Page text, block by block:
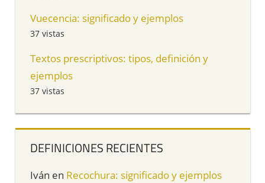
Vuecencia: significado y ejemplos
37 vistas
Textos prescriptivos: tipos, definición y
ejemplos
37 vistas
DEFINICIONES RECIENTES
Iván en Recochura: significado y ejemplos